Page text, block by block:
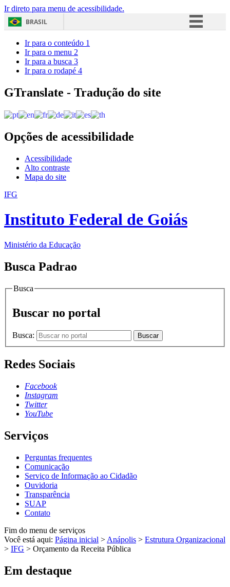
Ir direto para menu de acessibilidade.
BRASIL
Acesso à informação
Ir para o conteúdo 1
Ir para o menu 2
Ir para a busca 3
Ir para o rodapé 4
GTranslate - Tradução do site
Opções de acessibilidade
Acessibilidade
Alto contraste
Mapa do site
IFG
Instituto Federal de Goiás
Ministério da Educação
Busca Padrao
Busca
Buscar no portal
Busca: Buscar
Redes Sociais
Facebook
Instagram
Twitter
YouTube
Serviços
Perguntas frequentes
Comunicação
Serviço de Informação ao Cidadão
Ouvidoria
Transparência
SUAP
Contato
Fim do menu de serviços
Você está aqui: Página inicial > Anápolis > Estrutura Organizacional
> IFG > Orçamento da Receita Pública
Em destaque